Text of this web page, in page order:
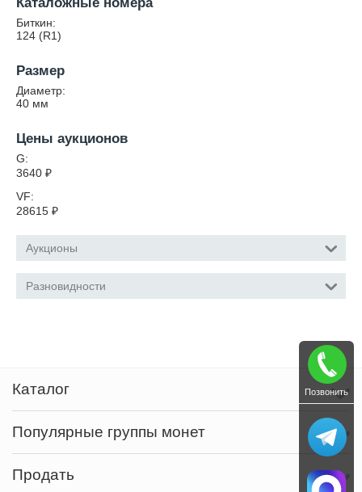
Биткин:
124 (R1)
Размер
Диаметр:
40 мм
Цены аукционов
G:
3640 ₽
VF:
28615 ₽
Аукционы
Разновидности
Каталог
Популярные группы монет
Продать
Позвонить